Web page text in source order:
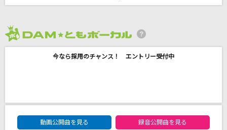
Glass
小さな恋のうた
今なら採用のチャンス！ エントリー受付中
DAM★ともボーカルエントリーランキング
動画公開曲を見る
録音公開曲を見る